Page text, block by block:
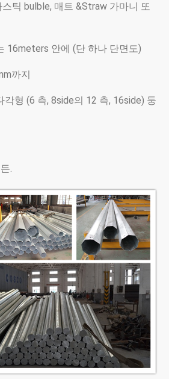
틱 bulble, 매트 &Straw 가마니 또
16meters 안에 (단 하나 단면도)
까지
각형 (6 측, 8side의 12 측, 16side) 둥
.